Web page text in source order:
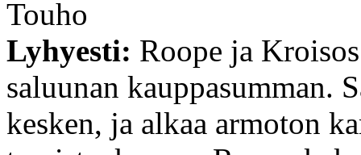
Touho
Lyhyesti: Roope ja
saluunan kauppasumman.
kesken, ja alkaa armoton